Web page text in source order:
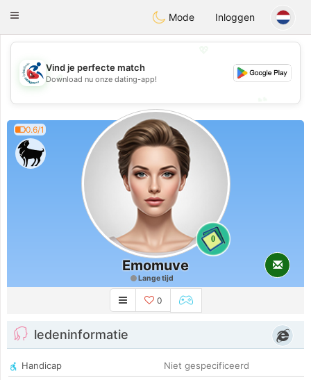
Handi Space
Toggle
Mode Inloggen
💖
💕
Vind je perfecte match
Download nu onze dating-app!
0.6/1
0
Emomuve
Lange tijd
0
ledeninformatie
Handicap
Niet gespecificeerd